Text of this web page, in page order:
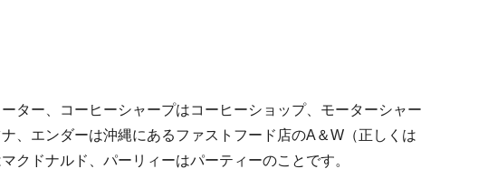
ター、コーヒーシャープはコーヒーショップ、モーターシャー
、エンダーは沖縄にあるファストフード店のA＆W（正しくは
クドナルド、パーリィーはパーティーのことです。